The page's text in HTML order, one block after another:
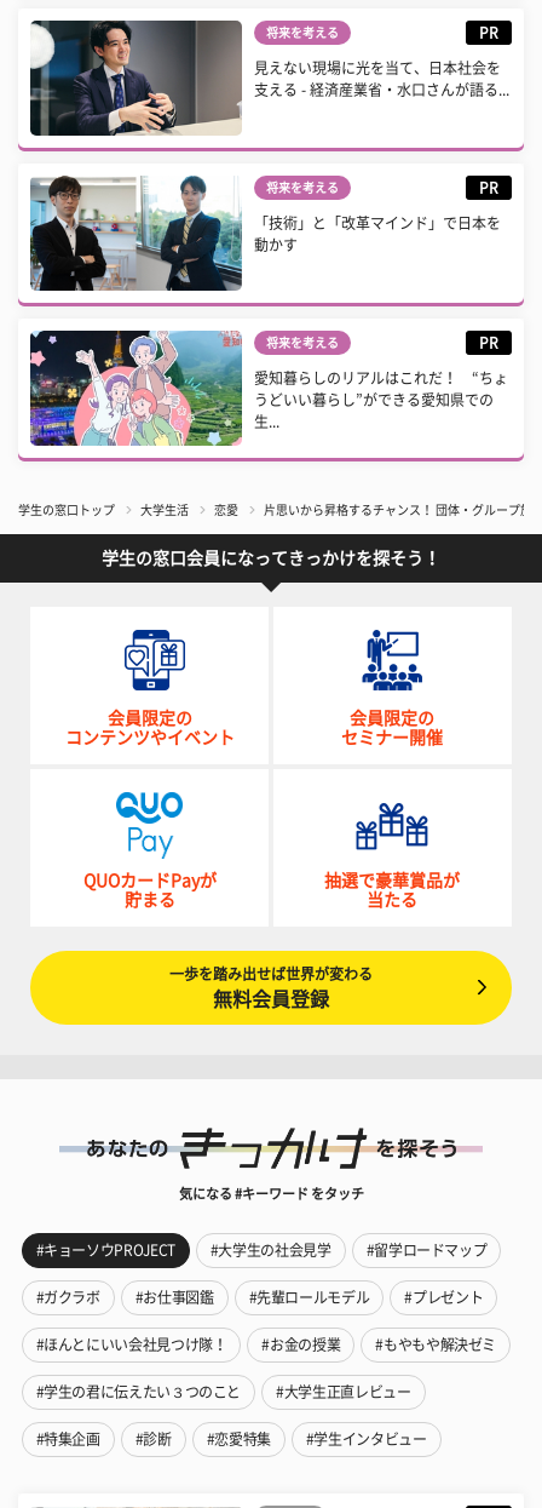
将来を考える PR
見えない現場に光を当て、日本社会を
支える - 経済産業省・水口さんが語る...
将来を考える PR
「技術」と「改革マインド」で日本を
動かす
将来を考える PR
愛知暮らしのリアルはこれだ！ “ちょ
うどいい暮らし”ができる愛知県での
生...
学生の窓口トップ 大学生活 恋愛 片思いから昇格するチャンス！ 団体・グループ旅
学生の窓口会員になってきっかけを探そう！
会員限定の
コンテンツやイベント
会員限定の
セミナー開催
QUOカードPayが
貯まる
抽選で豪華賞品が
当たる
一歩を踏み出せば世界が変わる
無料会員登録
気になる #キーワード をタッチ
#キョーソウPROJECT #大学生の社会見学 #留学ロードマップ
#ガクラボ #お仕事図鑑 #先輩ロールモデル #プレゼント
#ほんとにいい会社見つけ隊！ #お金の授業 #もやもや解決ゼミ
#学生の君に伝えたい３つのこと #大学生正直レビュー
#特集企画 #診断 #恋愛特集 #学生インタビュー